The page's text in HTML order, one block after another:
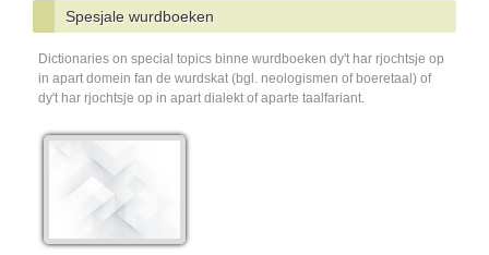
Spesjale wurdboeken
Dictionaries on special topics binne wurdboeken dy't har rjochtsje op
in apart domein fan de wurdskat (bgl. neologismen of boeretaal) of
dy't har rjochtsje op in apart dialekt of aparte taalfariant.